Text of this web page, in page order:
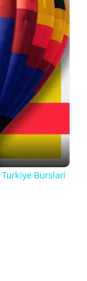
Turkiye Burslari